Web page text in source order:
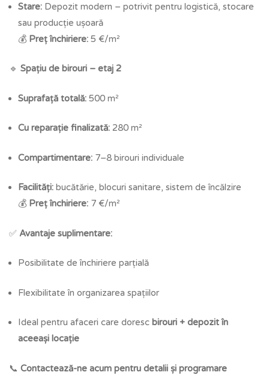
Stare: Depozit modern – potrivit pentru logistică, stocare
sau producție ușoară
💰 Preț închiriere: 5 €/m²
🔹 Spațiu de birouri – etaj 2
Suprafață totală: 500 m²
Cu reparație finalizată: 280 m²
Compartimentare: 7–8 birouri individuale
Facilități: bucătărie, blocuri sanitare, sistem de încălzire
💰 Preț închiriere: 7 €/m²
✅ Avantaje suplimentare:
Posibilitate de închiriere parțială
Flexibilitate în organizarea spațiilor
Ideal pentru afaceri care doresc birouri + depozit în
aceeași locație
📞 Contactează-ne acum pentru detalii și programare